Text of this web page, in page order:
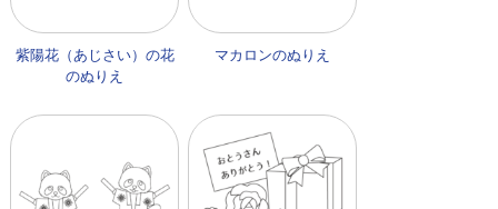
紫陽花（あじさい）の花
のぬりえ
マカロンのぬりえ